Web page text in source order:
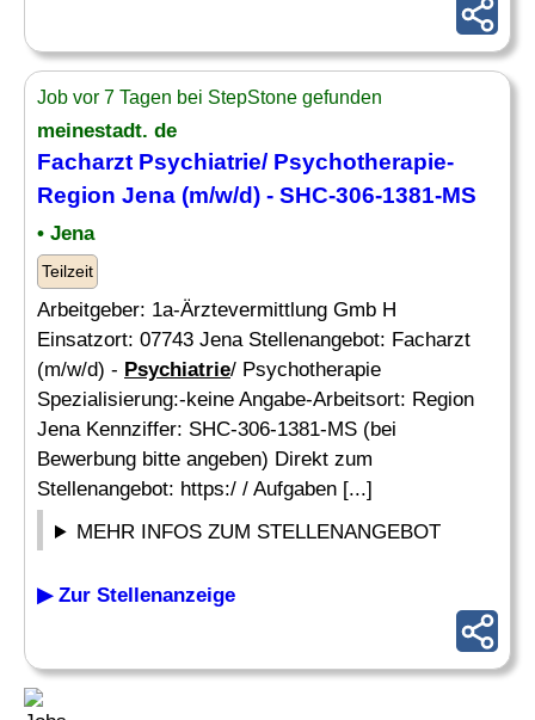
Job vor 7 Tagen bei StepStone gefunden
meinestadt. de
Facharzt Psychiatrie/ Psychotherapie-
Region Jena (m/w/d) - SHC-306-1381-MS
• Jena
Teilzeit
Arbeitgeber: 1a-Ärztevermittlung Gmb H
Einsatzort: 07743 Jena Stellenangebot: Facharzt
(m/w/d) - Psychiatrie/ Psychotherapie
Spezialisierung:-keine Angabe-Arbeitsort: Region
Jena Kennziffer: SHC-306-1381-MS (bei
Bewerbung bitte angeben) Direkt zum
Stellenangebot: https:/ / Aufgaben [...]
MEHR INFOS ZUM STELLENANGEBOT
▶ Zur Stellenanzeige